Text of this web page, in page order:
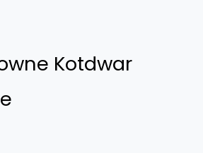
Kotdwar